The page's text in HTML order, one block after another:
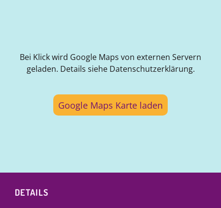
Bei Klick wird Google Maps von externen Servern
geladen. Details siehe Datenschutzerklärung.
Google Maps Karte laden
DETAILS